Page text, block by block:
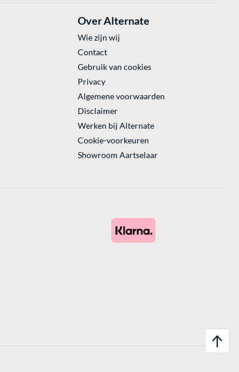
Over Alternate
Wie zijn wij
Contact
Gebruik van cookies
Privacy
Algemene voorwaarden
Disclaimer
Werken bij Alternate
Cookie-voorkeuren
Showroom Aartselaar